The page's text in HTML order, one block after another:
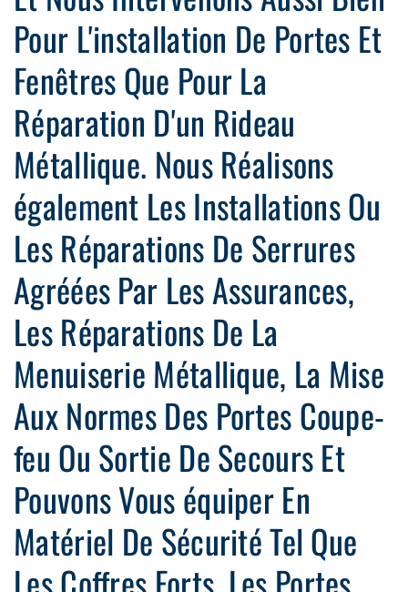
Pour L'installation De Portes Et
Fenêtres Que Pour La
Réparation D'un Rideau
Métallique. Nous Réalisons
également Les Installations Ou
Les Réparations De Serrures
Agréées Par Les Assurances,
Les Réparations De La
Menuiserie Métallique, La Mise
Aux Normes Des Portes Coupe-
feu Ou Sortie De Secours Et
Pouvons Vous équiper En
Matériel De Sécurité Tel Que